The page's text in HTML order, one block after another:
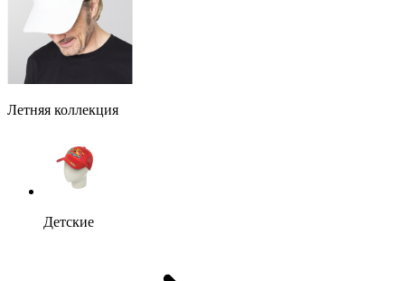
Летняя коллекция
Детские